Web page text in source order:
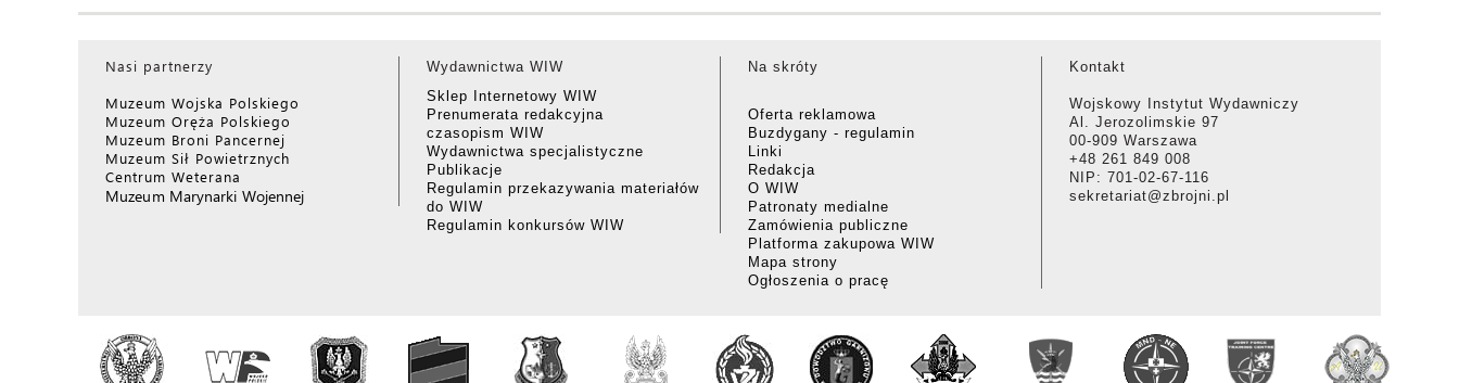
Nasi partnerzy
Muzeum Wojska Polskiego
Muzeum Oręża Polskiego
Muzeum Broni Pancernej
Muzeum Sił Powietrznych
Centrum Weterana
Muzeum Marynarki Wojennej
Wydawnictwa WIW
Sklep Internetowy WIW
Prenumerata redakcyjna
czasopism WIW
Wydawnictwa specjalistyczne
Publikacje
Regulamin przekazywania materiałów
do WIW
Regulamin konkursów WIW
Na skróty
Oferta reklamowa
Buzdygany - regulamin
Linki
Redakcja
O WIW
Patronaty medialne
Zamówienia publiczne
Platforma zakupowa WIW
Mapa strony
Ogłoszenia o pracę
Kontakt
Wojskowy Instytut Wydawniczy
Al. Jerozolimskie 97
00-909 Warszawa
+48 261 849 008
NIP: 701-02-67-116
sekretariat@zbrojni.pl